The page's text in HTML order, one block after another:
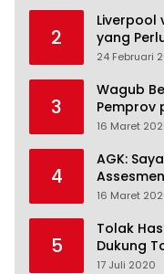
2
Liverpool
yang
24 Februari
3
Wagub
Pemprov
16 Maret
4
AGK:
16 Maret
5
Tolak
Dukung
17 Juli 2020